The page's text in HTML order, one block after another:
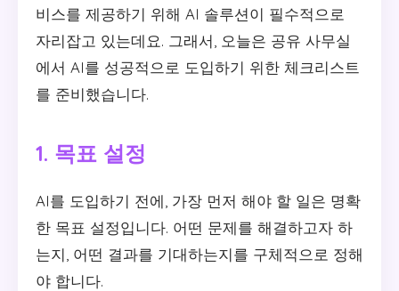
비스를 제공하기 위해 AI 솔루션이 필수적으로
자리잡고 있는데요. 그래서, 오늘은 공유 사무실
에서 AI를 성공적으로 도입하기 위한 체크리스트
를 준비했습니다.
1. 목표 설정
AI를 도입하기 전에, 가장 먼저 해야 할 일은 명확
한 목표 설정입니다. 어떤 문제를 해결하고자 하
는지, 어떤 결과를 기대하는지를 구체적으로 정해
야 합니다.